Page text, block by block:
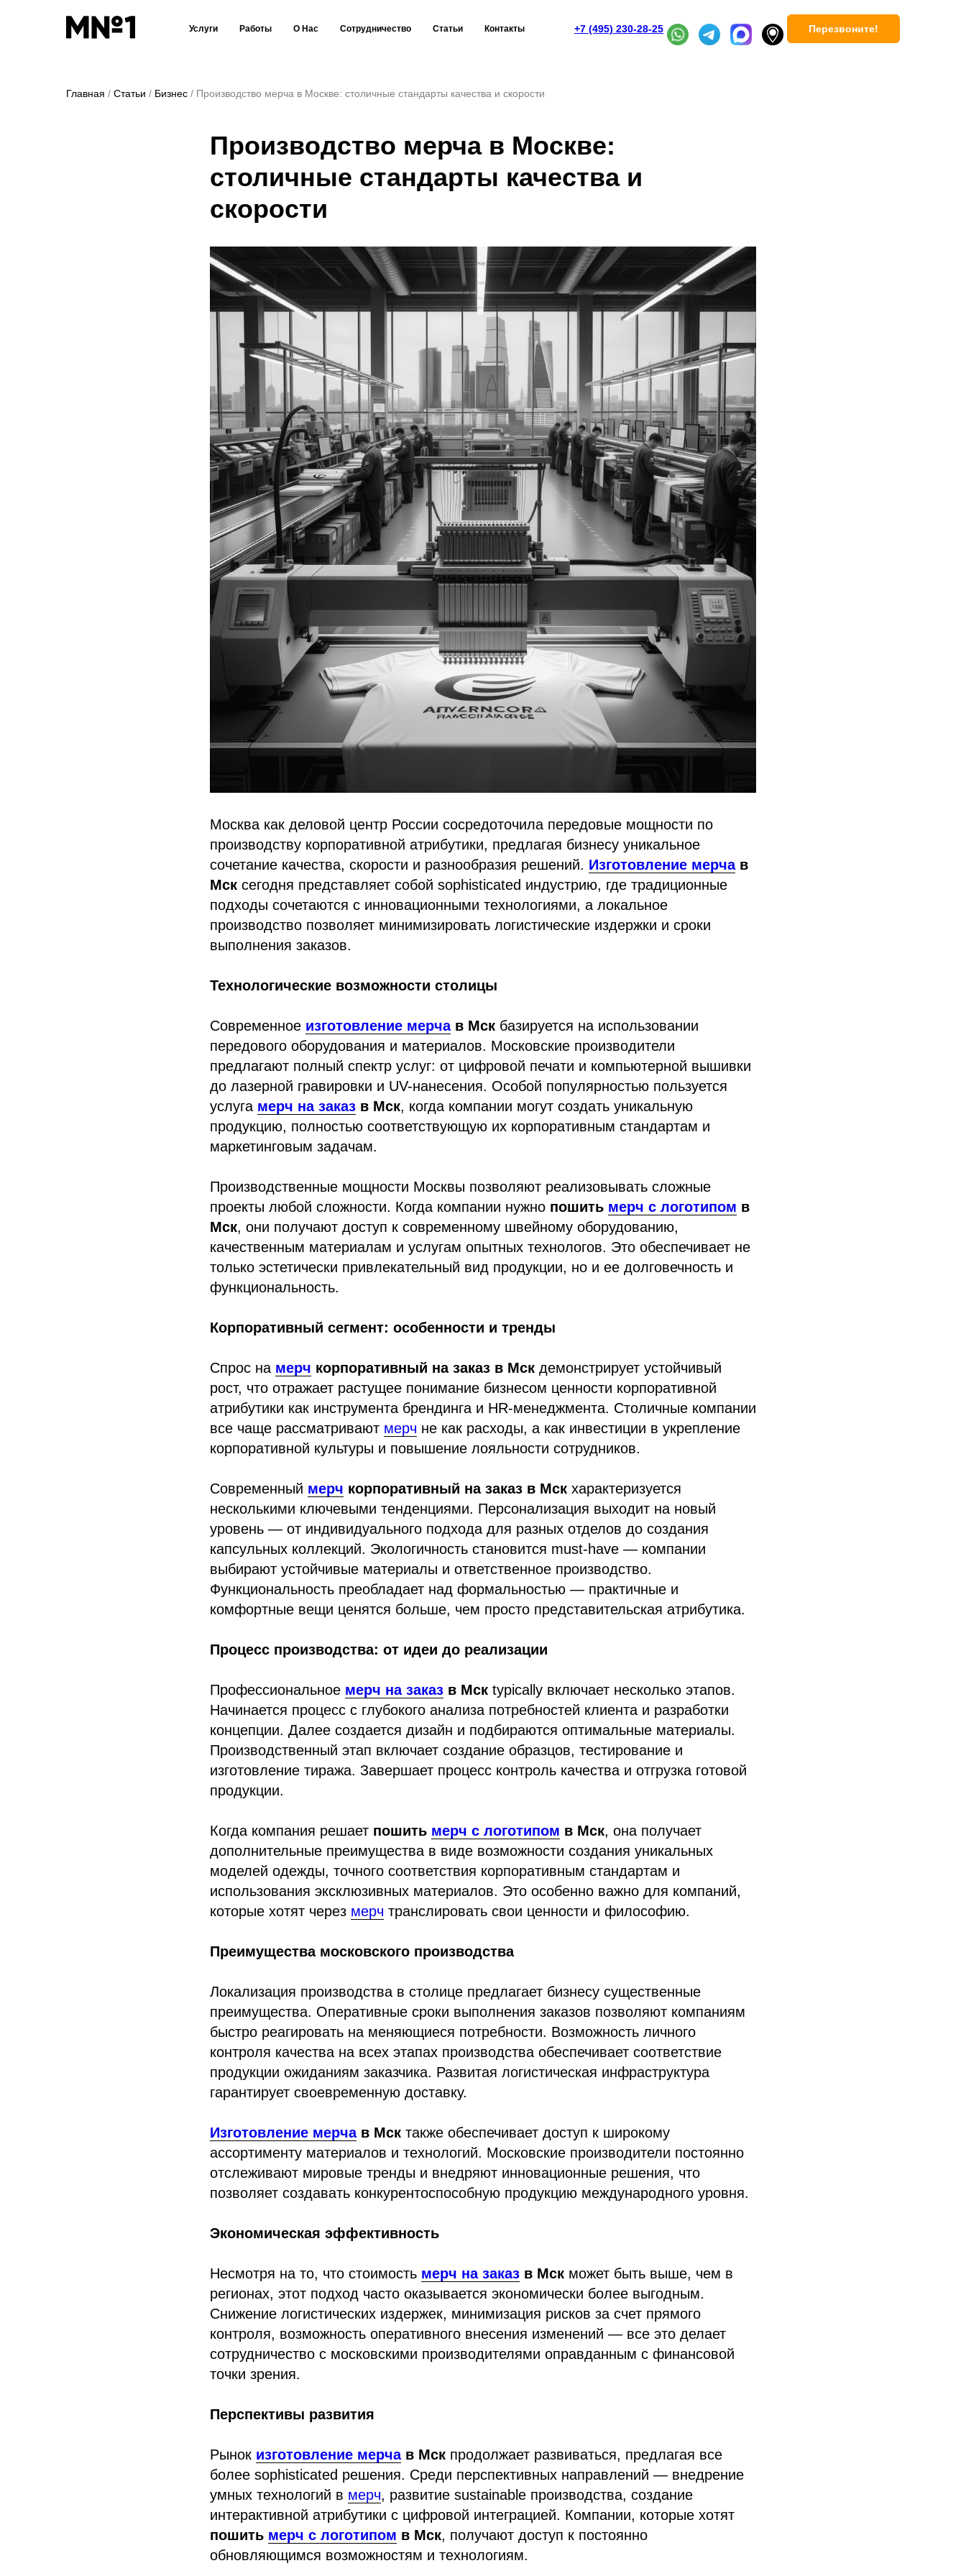
Услуги Работы О Нас Сотрудничество Статьи Контакты +7 (495) 230-28-25 Перезвоните!
Главная Статьи Бизнес Производство мерча в Москве: столичные стандарты качества и скорости
Производство мерча в Москве:
столичные стандарты качества и
скорости
Москва как деловой центр России сосредоточила передовые мощности по
производству корпоративной атрибутики, предлагая бизнесу уникальное
сочетание качества, скорости и разнообразия решений. Изготовление мерчав
Мск сегодня представляет собой sophisticated индустрию, где традиционные
подходы сочетаются с инновационными технологиями, а локальное
производство позволяет минимизировать логистические издержки и сроки
выполнения заказов.
Технологические возможности столицы
Современное изготовление мерчав Мск базируется на использовании
передового оборудования и материалов. Московские производители
предлагают полный спектр услуг: от цифровой печати и компьютерной вышивки
до лазерной гравировки и UV-нанесения. Особой популярностью пользуется
услуга мерч на заказ в Мск, когда компании могут создать уникальную
продукцию, полностью соответствующую их корпоративным стандартам и
маркетинговым задачам.
Производственные мощности Москвы позволяют реализовывать сложные
проекты любой сложности. Когда компании нужно пошить мерч с логотипом в
Мск, они получают доступ к современному швейному оборудованию,
качественным материалам и услугам опытных технологов. Это обеспечивает не
только эстетически привлекательный вид продукции, но и ее долговечность и
функциональность.
Корпоративный сегмент: особенности и тренды
Спрос на мерч корпоративный на заказ в Мск демонстрирует устойчивый
рост, что отражает растущее понимание бизнесом ценности корпоративной
атрибутики как инструмента брендинга и HR-менеджмента. Столичные компании
все чаще рассматривают мерч не как расходы, а как инвестиции в укрепление
корпоративной культуры и повышение лояльности сотрудников.
Современный мерч корпоративный на заказ в Мск характеризуется
несколькими ключевыми тенденциями. Персонализация выходит на новый
уровень — от индивидуального подхода для разных отделов до создания
капсульных коллекций. Экологичность становится must-have — компании
выбирают устойчивые материалы и ответственное производство.
Функциональность преобладает над формальностью — практичные и
комфортные вещи ценятся больше, чем просто представительская атрибутика.
Процесс производства: от идеи до реализации
Профессиональное мерч на заказ в Мск typically включает несколько этапов.
Начинается процесс с глубокого анализа потребностей клиента и разработки
концепции. Далее создается дизайн и подбираются оптимальные материалы.
Производственный этап включает создание образцов, тестирование и
изготовление тиража. Завершает процесс контроль качества и отгрузка готовой
продукции.
Когда компания решает пошить мерч с логотипом в Мск, она получает
дополнительные преимущества в виде возможности создания уникальных
моделей одежды, точного соответствия корпоративным стандартам и
использования эксклюзивных материалов. Это особенно важно для компаний,
которые хотят через мерч транслировать свои ценности и философию.
Преимущества московского производства
Локализация производства в столице предлагает бизнесу существенные
преимущества. Оперативные сроки выполнения заказов позволяют компаниям
быстро реагировать на меняющиеся потребности. Возможность личного
контроля качества на всех этапах производства обеспечивает соответствие
продукции ожиданиям заказчика. Развитая логистическая инфраструктура
гарантирует своевременную доставку.
Изготовление мерчав Мск также обеспечивает доступ к широкому
ассортименту материалов и технологий. Московские производители постоянно
отслеживают мировые тренды и внедряют инновационные решения, что
позволяет создавать конкурентоспособную продукцию международного уровня.
Экономическая эффективность
Несмотря на то, что стоимость мерч на заказ в Мск может быть выше, чем в
регионах, этот подход часто оказывается экономически более выгодным.
Снижение логистических издержек, минимизация рисков за счет прямого
контроля, возможность оперативного внесения изменений — все это делает
сотрудничество с московскими производителями оправданным с финансовой
точки зрения.
Перспективы развития
Рынок изготовление мерчав Мск продолжает развиваться, предлагая все
более sophisticated решения. Среди перспективных направлений — внедрение
умных технологий в мерч, развитие sustainable производства, создание
интерактивной атрибутики с цифровой интеграцией. Компании, которые хотят
пошить мерч с логотипом в Мск, получают доступ к постоянно
обновляющимся возможностям и технологиям.